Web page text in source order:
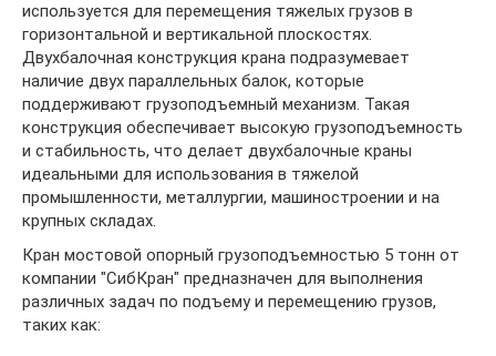
используется для перемещения тяжелых грузов в
горизонтальной и вертикальной плоскостях.
Двухбалочная конструкция крана подразумевает
наличие двух параллельных балок, которые
поддерживают грузоподъемный механизм. Такая
конструкция обеспечивает высокую грузоподъемность
и стабильность, что делает двухбалочные краны
идеальными для использования в тяжелой
промышленности, металлургии, машиностроении и на
крупных складах.
Кран мостовой опорный грузоподъемностью 5 тонн от
компании "СибКран" предназначен для выполнения
различных задач по подъему и перемещению грузов,
таких как: